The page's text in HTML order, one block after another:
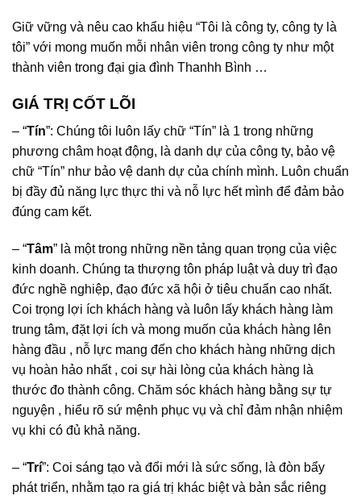
Giữ vững và nêu cao khẩu hiệu “Tôi là công ty, công ty là
tôi” với mong muốn mỗi nhân viên trong công ty như một
thành viên trong đại gia đình Thanhh Bình …
GIÁ TRỊ CỐT LÕI
– “Tín”: Chúng tôi luôn lấy chữ “Tín” là 1 trong những
phương châm hoạt động, là danh dự của công ty, bảo vệ
chữ “Tín” như bảo vệ danh dự của chính mình. Luôn chuẩn
bị đầy đủ năng lực thực thi và nỗ lực hết mình để đảm bảo
đúng cam kết.
– “Tâm” là một trong những nền tảng quan trọng của việc
kinh doanh. Chúng ta thượng tôn pháp luật và duy trì đạo
đức nghề nghiệp, đạo đức xã hội ở tiêu chuẩn cao nhất.
Coi trọng lợi ích khách hàng và luôn lấy khách hàng làm
trung tâm, đặt lợi ích và mong muốn của khách hàng lên
hàng đầu , nỗ lực mang đến cho khách hàng những dịch
vụ hoàn hảo nhất , coi sự hài lòng của khách hàng là
thước đo thành công. Chăm sóc khách hàng bằng sự tự
nguyện , hiểu rõ sứ mệnh phục vụ và chỉ đảm nhận nhiệm
vụ khi có đủ khả năng.
– “Trí”: Coi sáng tạo và đổi mới là sức sống, là đòn bẩy
phát triển, nhằm tạo ra giá trị khác biệt và bản sắc riêng